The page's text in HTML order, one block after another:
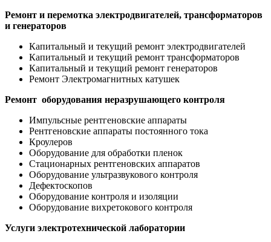
Ремонт и перемотка электродвигателей, трансформаторов
и генераторов
Капитальный и текущий ремонт электродвигателей
Капитальный и текущий ремонт трансформаторов
Капитальный и текущий ремонт генераторов
Ремонт Электромагнитных катушек
Ремонт оборудования неразрушающего контроля
Импульсные рентгеновские аппараты
Рентгеновские аппараты постоянного тока
Кроулеров
Оборудование для обработки пленок
Стационарных рентгеновских аппаратов
Оборудование ультразвукового контроля
Дефектоскопов
Оборудование контроля и изоляции
Оборудование вихретокового контроля
Услуги электротехнической лаборатории